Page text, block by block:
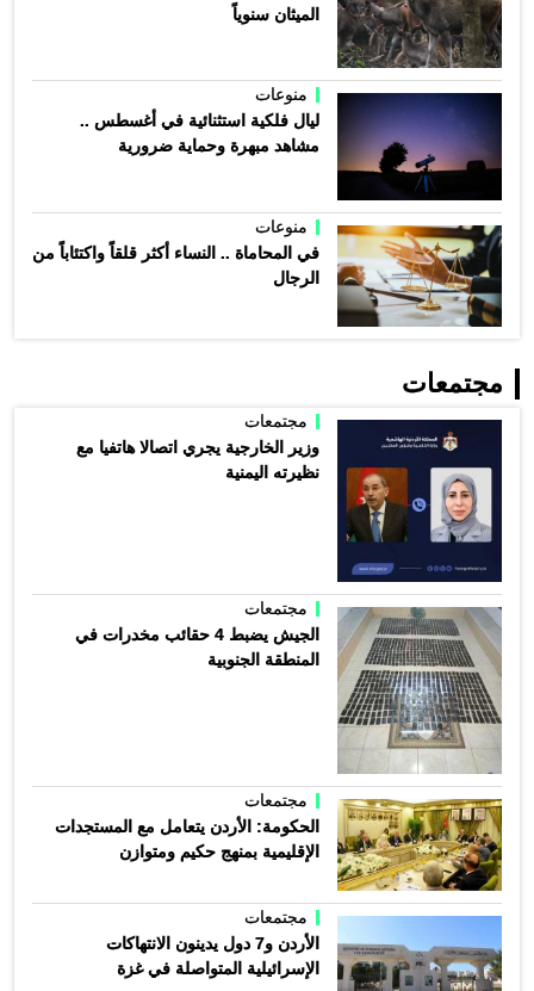
الميثان سنوياً
منوعات
ليال فلكية استثنائية في أغسطس ..
مشاهد مبهرة وحماية ضرورية
منوعات
في المحاماة .. النساء أكثر قلقاً واكتئاباً من
الرجال
مجتمعات
مجتمعات
وزير الخارجية يجري اتصالا هاتفيا مع
نظيرته اليمنية
مجتمعات
الجيش يضبط 4 حقائب مخدرات في
المنطقة الجنوبية
مجتمعات
الحكومة: الأردن يتعامل مع المستجدات
الإقليمية بمنهج حكيم ومتوازن
مجتمعات
الأردن و7 دول يدينون الانتهاكات
الإسرائيلية المتواصلة في غزة